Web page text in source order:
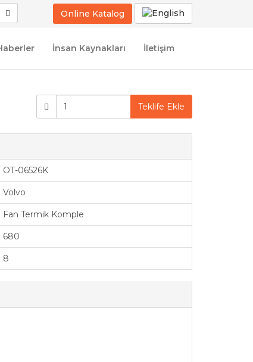
Online Katalog
İnsan Kaynakları İletişim
Teklife Ekle
OT-06526K
Volvo
Fan Termik Komple
680
8